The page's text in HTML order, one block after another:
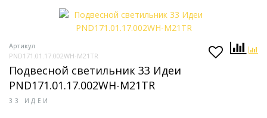
Артикул
PND171.01.17.002WH-M21TR
Подвесной светильник 33 Идеи
PND171.01.17.002WH-M21TR
33 ИДЕИ